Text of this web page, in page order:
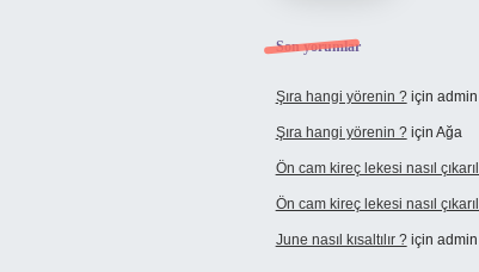
Son yorumlar
Şıra hangi yörenin ?için admin
Şıra hangi yörenin ?için Ağa
Ön cam kireç lekesi nasıl
Ön cam kireç lekesi nasıl
June nasıl kısaltılır ?için admin